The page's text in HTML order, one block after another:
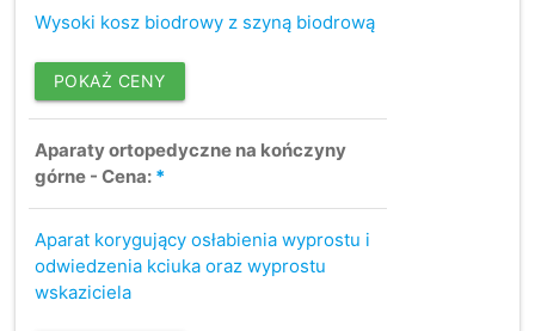
Wysoki kosz biodrowy z szyną biodrową
POKAŻ CENY
Aparaty ortopedyczne na kończyny
górne - Cena: *
Aparat korygujący osłabienia wyprostu i
odwiedzenia kciuka oraz wyprostu
wskaziciela